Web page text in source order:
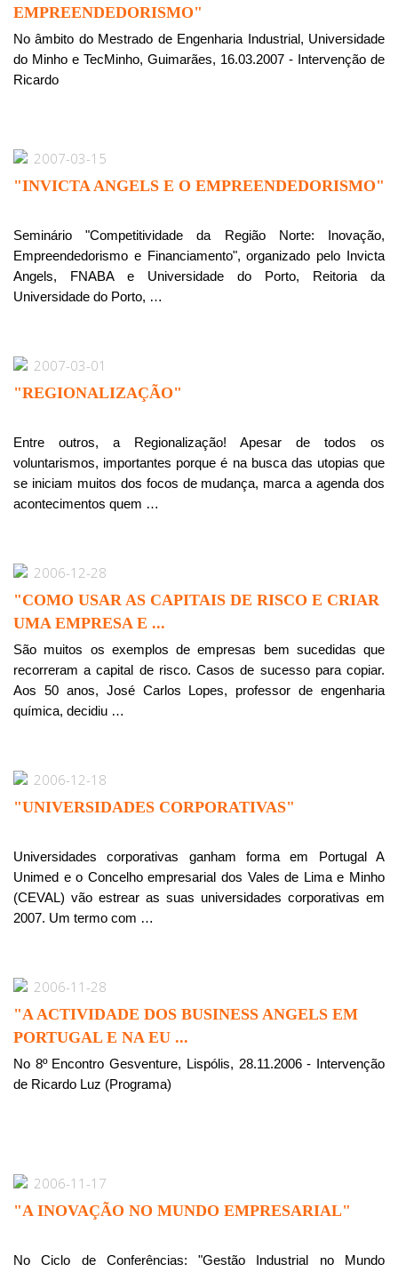
EMPREENDEDORISMO"
No âmbito do Mestrado de Engenharia Industrial, Universidade
do Minho e TecMinho, Guimarães, 16.03.2007 - Intervenção de
Ricardo
2007-03-15
"INVICTA ANGELS E O EMPREENDEDORISMO"
Seminário "Competitividade da Região Norte: Inovação,
Empreendedorismo e Financiamento", organizado pelo Invicta
Angels, FNABA e Universidade do Porto, Reitoria da
Universidade do Porto, …
2007-03-01
"REGIONALIZAÇÃO"
Entre outros, a Regionalização! Apesar de todos os
voluntarismos, importantes porque é na busca das utopias que
se iniciam muitos dos focos de mudança, marca a agenda dos
acontecimentos quem …
2006-12-28
"COMO USAR AS CAPITAIS DE RISCO E CRIAR
UMA EMPRESA E ...
São muitos os exemplos de empresas bem sucedidas que
recorreram a capital de risco. Casos de sucesso para copiar.
Aos 50 anos, José Carlos Lopes, professor de engenharia
química, decidiu …
2006-12-18
"UNIVERSIDADES CORPORATIVAS"
Universidades corporativas ganham forma em Portugal A
Unimed e o Concelho empresarial dos Vales de Lima e Minho
(CEVAL) vão estrear as suas universidades corporativas em
2007. Um termo com …
2006-11-28
"A ACTIVIDADE DOS BUSINESS ANGELS EM
PORTUGAL E NA EU ...
No 8º Encontro Gesventure, Lispólis, 28.11.2006 - Intervenção
de Ricardo Luz (Programa)
2006-11-17
"A INOVAÇÃO NO MUNDO EMPRESARIAL"
No Ciclo de Conferências: "Gestão Industrial no Mundo